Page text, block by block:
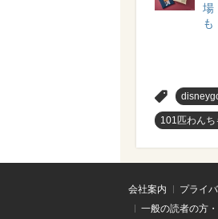
場
も
101匹わんち
会社案内 プライ
一般の読者の方